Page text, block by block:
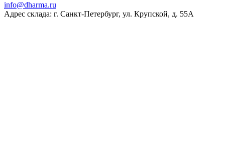
ur.amrahd@ofni
Адрес склада: г. Санкт-Петербург, ул. Крупской, д. 55А